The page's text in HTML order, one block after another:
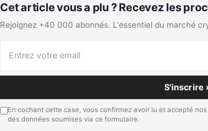
Cet article vous a plu ? Recevez les
Rejoignez +40 000 abonnés. L'essentiel du marché
S'inscrire ›
En cochant cette case, vous confirmez avoir lu et accepté nos
des données soumises via ce formulaire.